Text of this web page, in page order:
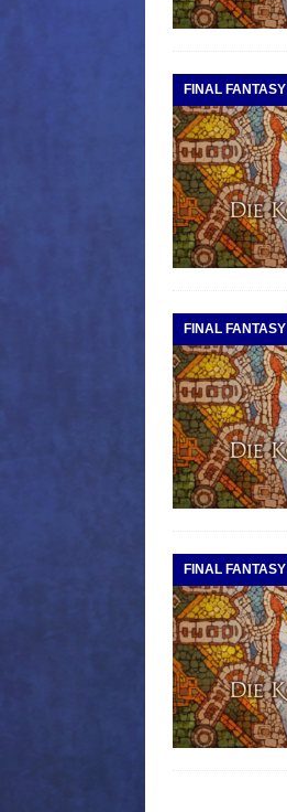
FINAL FANTASY
FINAL FANTASY
FINAL FANTASY